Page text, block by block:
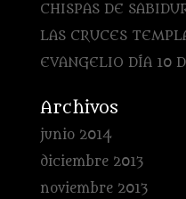
CHISPAS DE
LAS CRUCES
EVANGELIO DÍA 10
Archivos
junio 2014
diciembre 2013
noviembre 2013